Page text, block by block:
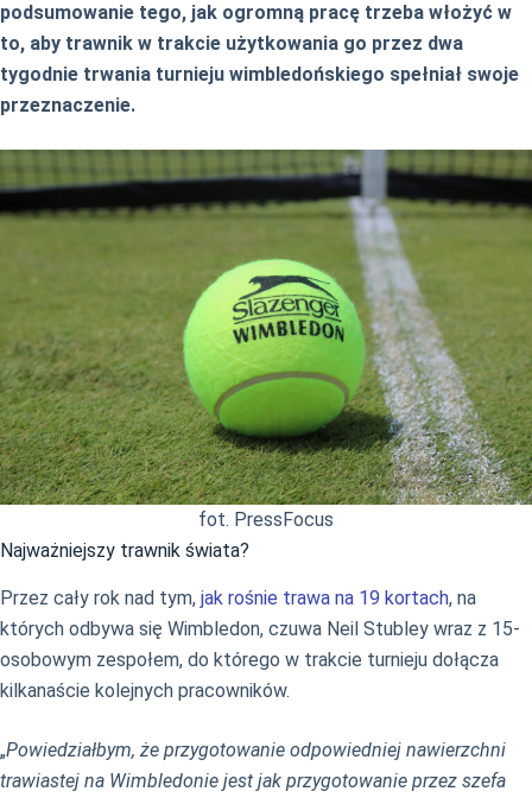
podsumowanie tego, jak ogromną pracę trzeba włożyć w
to, aby trawnik w trakcie użytkowania go przez dwa
tygodnie trwania turnieju wimbledońskiego spełniał swoje
przeznaczenie.
fot. PressFocus
Najważniejszy trawnik świata?
Przez cały rok nad tym, jak rośnie trawa na 19 kortach, na
których odbywa się Wimbledon, czuwa Neil Stubley wraz z 15-
osobowym zespołem, do którego w trakcie turnieju dołącza
kilkanaście kolejnych pracowników.
„Powiedziałbym, że przygotowanie odpowiedniej nawierzchni
trawiastej na Wimbledonie jest jak przygotowanie przez szefa